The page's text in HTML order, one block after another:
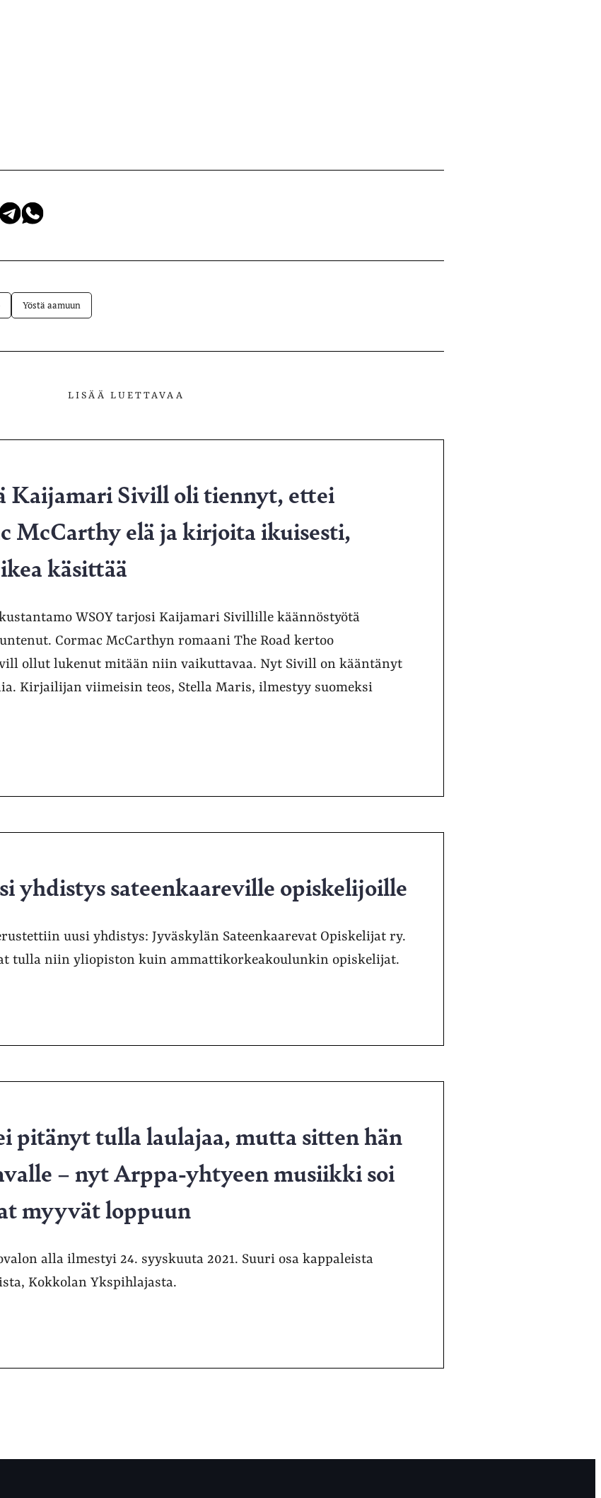
Jaa
Yöstä aamuun
LISÄÄ LUETTAVAA
Kaijamari Sivill oli tiennyt, ettei
McCarthy elä ja kirjoita ikuisesti,
käsittää
WSOY tarjosi Kaijamari Sivillille käännöstyötä
Cormac McCarthyn romaani The Road kertoo
ollut lukenut mitään niin vaikuttavaa. Nyt Sivill on kääntänyt
Kirjailijan viimeisin teos, Stella Maris, ilmestyy suomeksi
yhdistys sateenkaareville opiskelijoille
uusi yhdistys: Jyväskylän Sateenkaarevat Opiskelijat ry.
tulla niin yliopiston kuin ammattikorkeakoulunkin opiskelijat.
pitänyt tulla laulajaa, mutta sitten hän
– nyt Arppa-yhtyeen musiikki soi
myyvät loppuun
alla ilmestyi 24. syyskuuta 2021. Suuri osa kappaleista
Kokkolan Ykspihlajasta.